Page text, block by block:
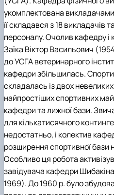
укомплектована
її складався з 18 викладачів
персоналу. Очолив кафедру
Заїка Віктор Васильович
до УСГА ветеринарного
кафедри збільшилась.
складалась із двох
найпростіших спортивних
кафедри та лижної бази.
для кількатисячного
недостатньо, і колектив
розширення спортивної бази
Особливо ця робота
завідувача кафедри
1969). До 1960 р. було